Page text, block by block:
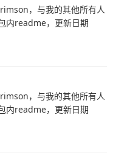
，与我的其他所有人
内readme，更新日期
，与我的其他所有人
内readme，更新日期